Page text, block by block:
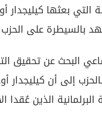
التي بعثها كيليجدار
بالسيطرة على الحزب
البحث عن تحقيق
البرلمانية الذين